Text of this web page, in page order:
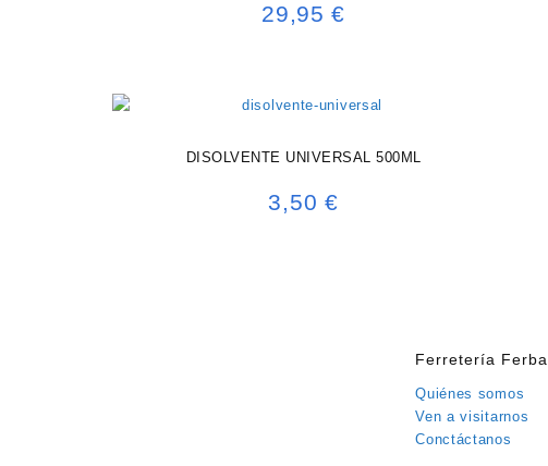
29,95€
DISOLVENTE UNIVERSAL 500ML
3,50 €
Ferretería Ferba
Quiénes somos
Ven a visitarnos
Conctáctanos